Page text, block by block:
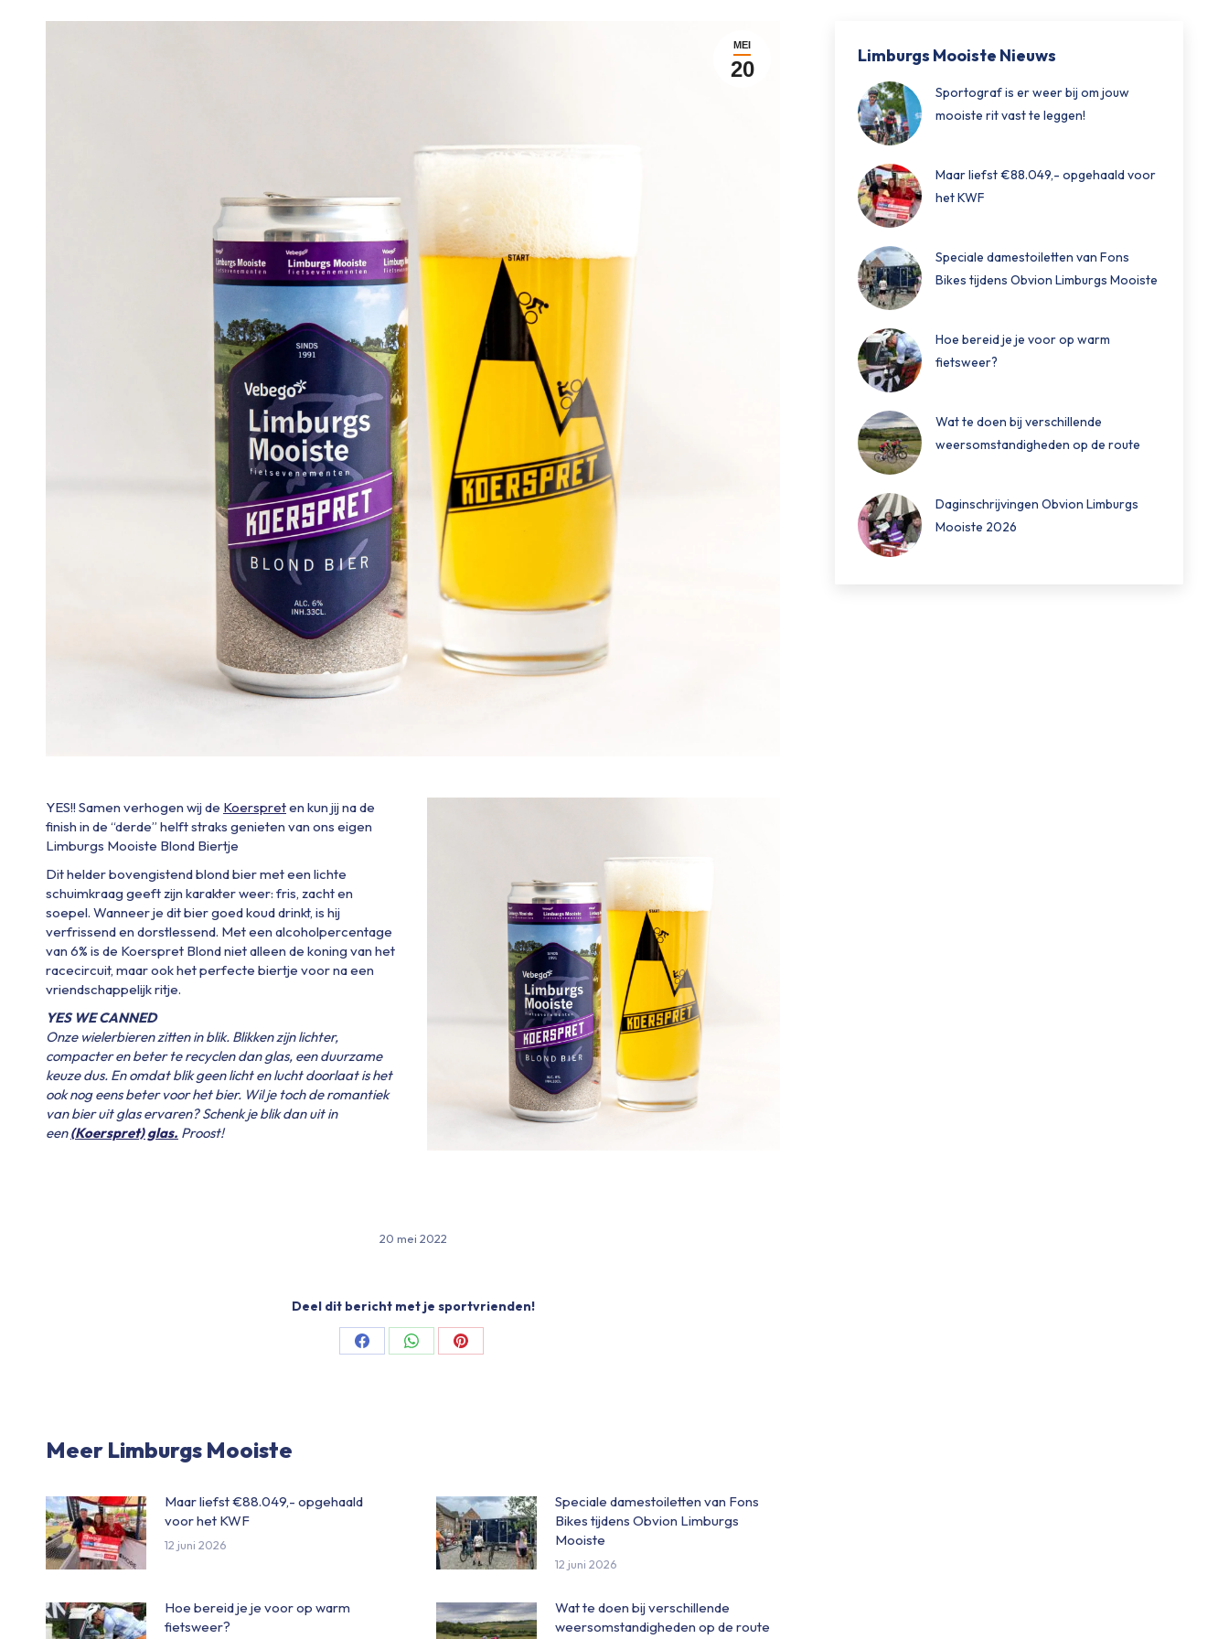
MEI
20
YES!! Samen verhogen wij de Koerspreten kun jij na de
finish in de “derde” helft straks genieten van ons eigen
Limburgs Mooiste Blond Biertje
Dit helder bovengistend blond bier met een lichte
schuimkraag geeft zijn karakter weer: fris, zacht en
soepel. Wanneer je dit bier goed koud drinkt, is hij
verfrissend en dorstlessend. Met een alcoholpercentage
van 6% is de Koerspret Blond niet alleen de koning van het
racecircuit, maar ook het perfecte biertje voor na een
vriendschappelijk ritje.
YES WE CANNED
Onze wielerbieren zitten in blik. Blikken zijn lichter,
compacter en beter te recyclen dan glas, een duurzame
keuze dus. En omdat blik geen licht en lucht doorlaat is het
ook nog eens beter voor het bier. Wil je toch de romantiek
van bier uit glas ervaren? Schenk je blik dan uit in
een(Koerspret) glas. Proost!
20 mei 2022
Deel dit bericht met je sportvrienden!
Share
Share
Share
Meer Limburgs Mooiste
Maar liefst €88.049,- opgehaald
voor het KWF
12 juni 2026
Speciale damestoiletten van Fons
Bikes tijdens Obvion Limburgs
Mooiste
12 juni 2026
Hoe bereid je je voor op warm
fietsweer?
Wat te doen bij verschillende
weersomstandigheden op de route
Limburgs Mooiste Nieuws
Sportograf is er weer bij om jouw
mooiste rit vast te leggen!
Maar liefst €88.049,- opgehaald voor
het KWF
Speciale damestoiletten van Fons
Bikes tijdens Obvion Limburgs Mooiste
Hoe bereid je je voor op warm
fietsweer?
Wat te doen bij verschillende
weersomstandigheden op de route
Daginschrijvingen Obvion Limburgs
Mooiste 2026